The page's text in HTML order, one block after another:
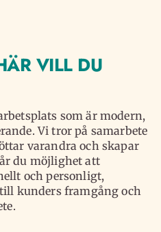
VILL DU
som är modern,
Vi tror på samarbete
varandra och skapar
du möjlighet att
och personligt,
kunders framgång och